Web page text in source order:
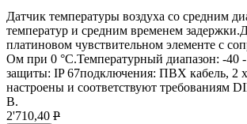
Датчик температуры воздуха со средним
температур и средним временем
платиновом чувствительном элементе с
Ом при 0 °C.Температурный диапазон: -40
защиты: IP 67подключения: ПВХ кабель, 2
настроены и соответствуют требованиям
B.
2'710,40 P